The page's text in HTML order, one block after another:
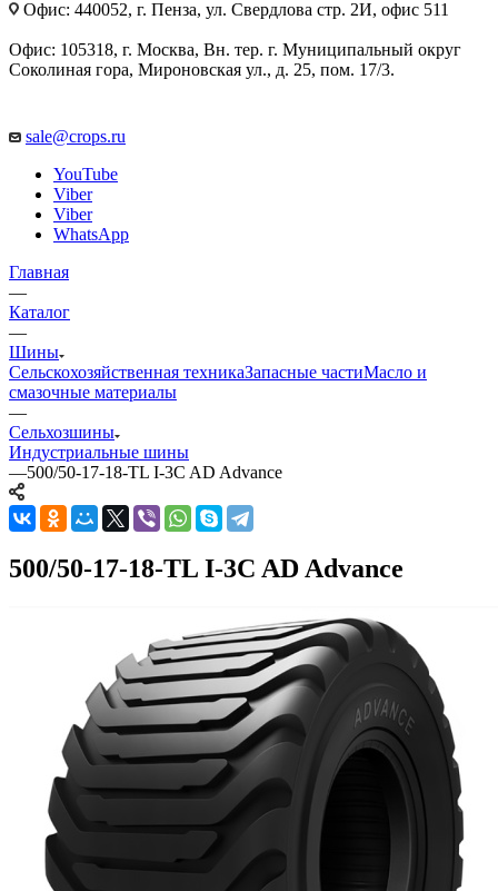
Офис: 440052, г. Пенза, ул. Свердлова стр. 2И, офис 511
Офис: 105318, г. Москва, Вн. тер. г. Муниципальный округ
Соколиная гора, Мироновская ул., д. 25, пом. 17/3.
sale@crops.ru
YouTube
Viber
Viber
WhatsApp
Главная
—
Каталог
—
Шины
Сельскохозяйственная техникаЗапасные частиМасло и
смазочные материалы
—
Сельхозшины
Индустриальные шины
—500/50-17-18-TL I-3C AD Advance
500/50-17-18-TL I-3C AD Advance